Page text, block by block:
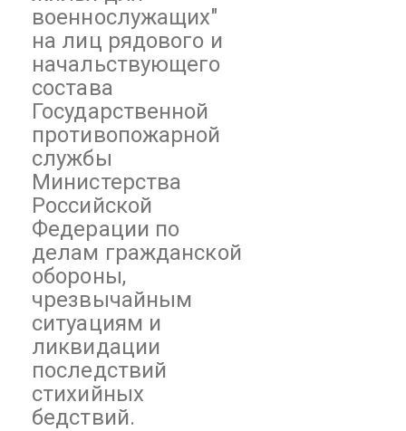
военнослужащих"
на лиц рядового и
начальствующего
состава
Государственной
противопожарной
службы
Министерства
Российской
Федерации по
делам гражданской
обороны,
чрезвычайным
ситуациям и
ликвидации
последствий
стихийных
бедствий.